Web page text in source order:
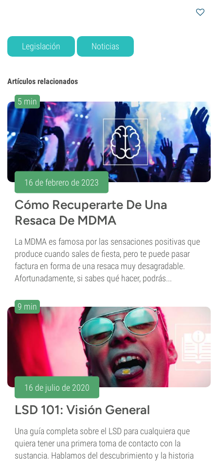
Legislación Noticias
Artículos relacionados
5 min
16 de febrero de 2023
Cómo Recuperarte De Una
Resaca De MDMA
La MDMA es famosa por las sensaciones positivas que
produce cuando sales de fiesta, pero te puede pasar
factura en forma de una resaca muy desagradable.
Afortunadamente, si sabes qué hacer, podrás...
9 min
16 de julio de 2020
LSD 101: Visión General
Una guía completa sobre el LSD para cualquiera que
quiera tener una primera toma de contacto con la
sustancia. Hablamos del descubrimiento y la historia